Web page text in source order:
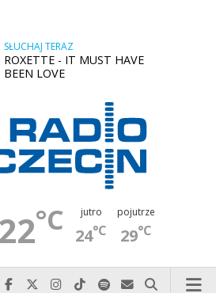
SŁUCHAJ TERAZ
ROXETTE - IT MUST HAVE
BEEN LOVE
22°C jutro
24°C
pojutrze
29°C
Najlepiej po prostu do nas zadzwoń
Odwiedź nas na Facebook-u
Odwiedź nas na X
Odwiedź nas na Instagram-ie
Odwiedź nas na TikTok-u
Szukaj nas na Spotify
Wyślij do nas
Szukaj